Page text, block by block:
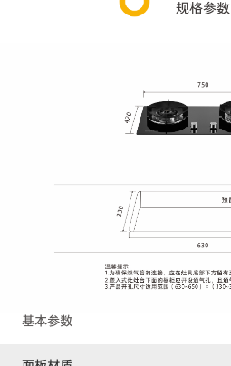
规格参数
基本参数